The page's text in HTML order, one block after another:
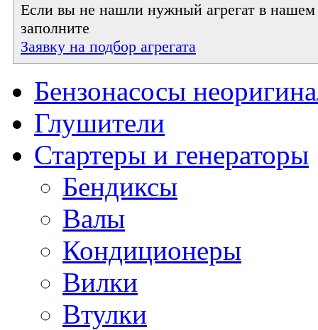
Если вы не нашли нужный агрегат в нашем
заполните
Заявку на подбор агрегата
Бензонасосы
Глушители
Стартеры и генераторы
Бендиксы
Валы
Кондиционеры
Вилки
Втулки